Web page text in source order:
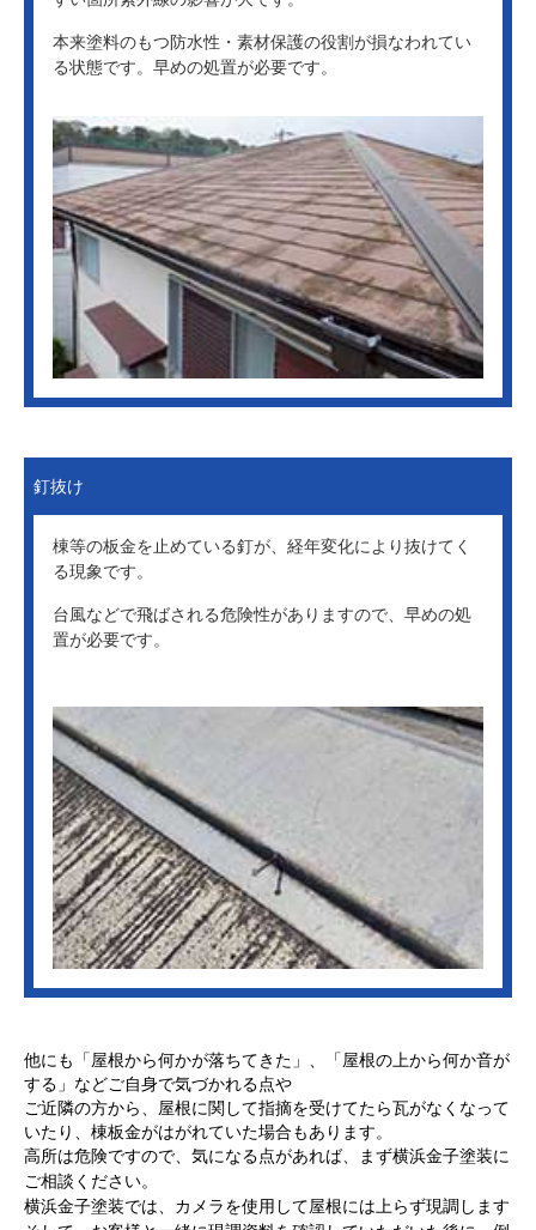
本来塗料のもつ防水性・素材保護の役割が損なわれてい
る状態です。 早めの処置が必要です。
釘抜け
棟等の板金を止めている釘が、経年変化により抜けてく
る現象です。
台風などで飛ばされる危険性がありますので、早めの処
置が必要です。
他にも「屋根から何かが落ちてきた」、「屋根の上から何か音が
する」などご自身で気づかれる点や
ご近隣の方から、屋根に関して指摘を受けてたら瓦がなくなって
いたり、棟板金がはがれていた場合もあります。
高所は危険ですので、気になる点があれば、まず横浜金子塗装に
ご相談ください。
横浜金子塗装では、カメラを使用して屋根には上らず現調します